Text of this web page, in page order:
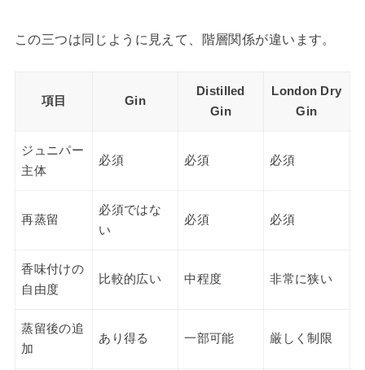
この三つは同じように見えて、階層関係が違います。
項目 Gin
Distilled
Gin
London Dry
Gin
ジュニパー
主体
必須 必須 必須
再蒸留
必須ではな
い
必須 必須
香味付けの
自由度
比較的広い 中程度 非常に狭い
蒸留後の追
加
あり得る 一部可能 厳しく制限